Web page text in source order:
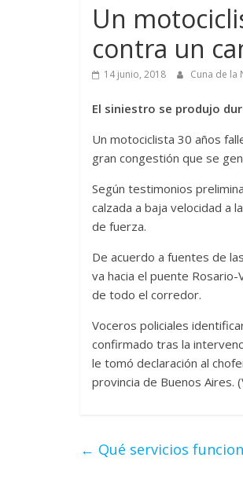
Un
contra un
14 junio, 2018 Cuna de la
El siniestro se produjo
Un motociclista 30 años
gran congestión que se
Según testimonios
calzada a baja velocidad a
de fuerza.
De acuerdo a fuentes de
va hacia el puente
de todo el corredor.
Voceros policiales
confirmado tras la
le tomó declaración al
provincia de Buenos Aires.
← Qué servicios